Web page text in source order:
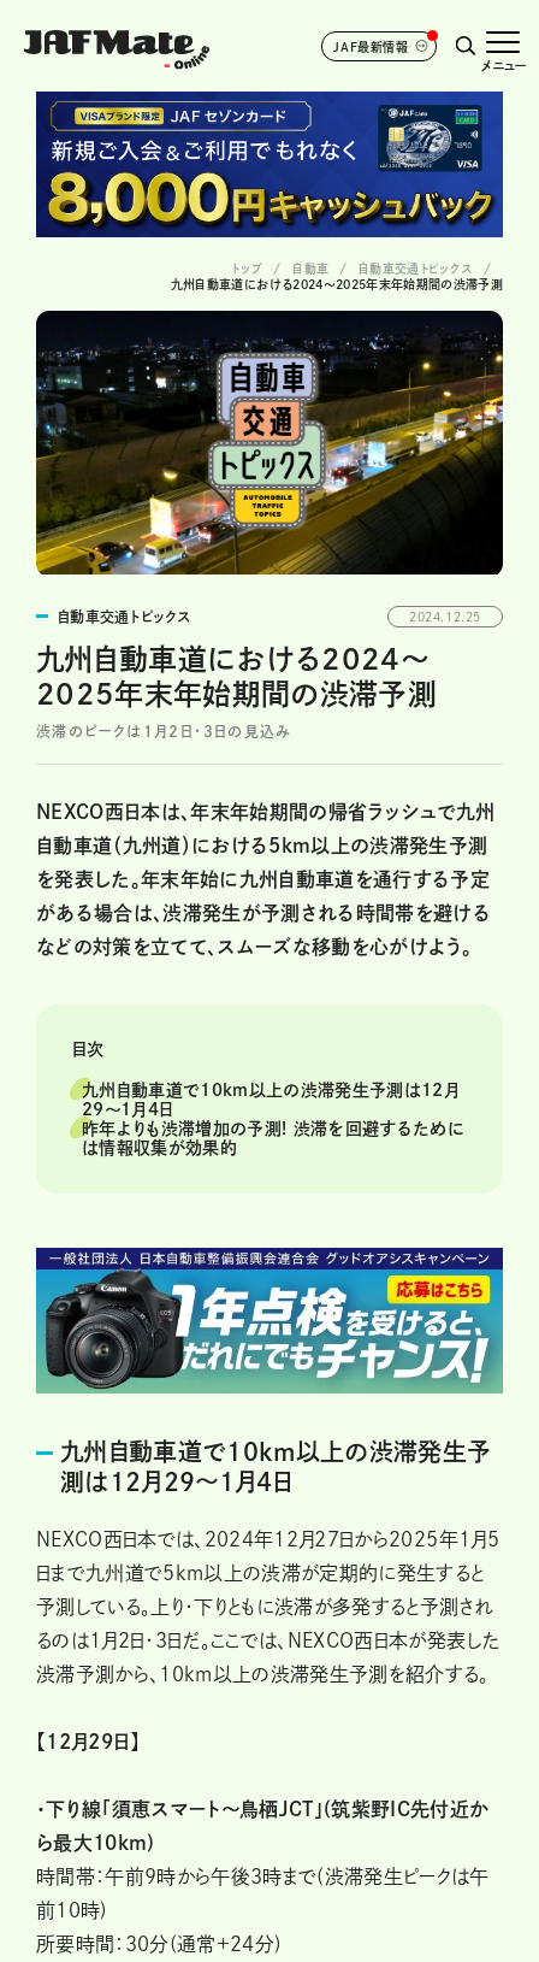
JAF最新情報
メニュー
トップ 自動車
自動車交通トピックス
九州自動車道における2024〜2025年末年始期間の渋滞予測
自動車交通トピックス 2024.12.25
九州自動車道における2024〜
2025年末年始期間の渋滞予測
渋滞のピークは1月2日・3日の見込み
NEXCO西日本は、年末年始期間の帰省ラッシュで九州
自動車道（九州道）における5km以上の渋滞発生予測
を発表した。年末年始に九州自動車道を通行する予定
がある場合は、渋滞発生が予測される時間帯を避ける
などの対策を立てて、スムーズな移動を心がけよう。
目次
九州自動車道で10km以上の渋滞発生予測は12月
29～1月4日
昨年よりも渋滞増加の予測! 渋滞を回避するために
は情報収集が効果的
九州自動車道で10km以上の渋滞発生予
測は12月29～1月4日
NEXCO西日本では、2024年12月27日から2025年1月5
日まで九州道で5km以上の渋滞が定期的に発生すると
予測している。上り・下りともに渋滞が多発すると予測され
るのは1月2日・3日だ。ここでは、NEXCO西日本が発表した
渋滞予測から、10km以上の渋滞発生予測を紹介する。
【12月29日】
・下り線「須恵スマート〜鳥栖JCT」(筑紫野IC先付近か
ら最大10km)
時間帯：午前9時から午後3時まで(渋滞発生ピークは午
前10時)
所要時間：30分(通常+24分)